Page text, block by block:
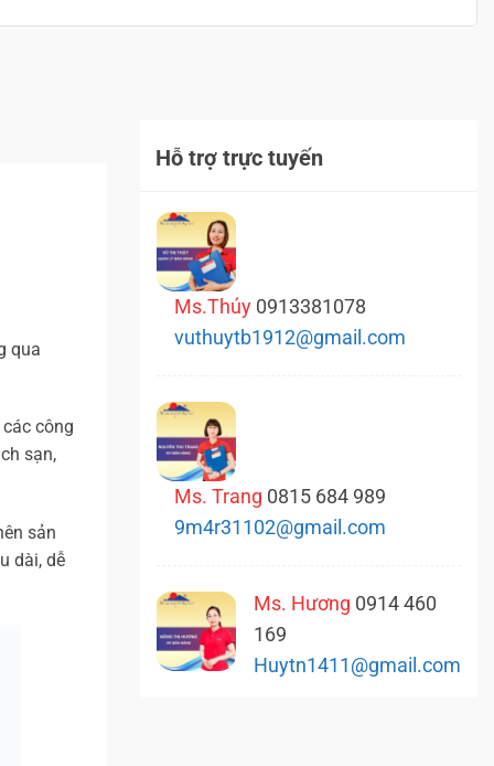
qua
công
sạn,
sản
dài, dễ
Hỗ trợ trực tuyến
Ms.Thúy 0913381078
vuthuytb1912@gmail.com
Ms. Trang 0815 684 989
9m4r31102@gmail.com
Ms. Hương 0914 460
169
Huytn1411@gmail.com